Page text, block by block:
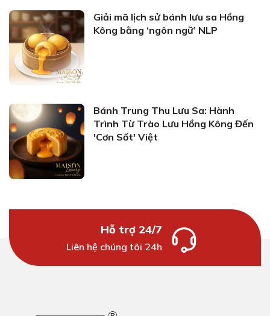
Giải mã lịch sử bánh lưu sa Hồng
Kông bằng ‘ngôn ngữ’ NLP
Bánh Trung Thu Lưu Sa: Hành
Trình Từ Trào Lưu Hồng Kông Đến
'Cơn Sốt' Việt
Hỗ trợ 24/7
Liên hệ chúng tôi 24h